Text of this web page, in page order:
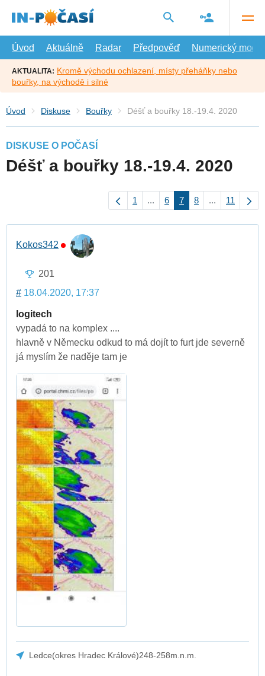
hlavní
Úvod
Aktuálně Radar Předpověď Numerický model
AKTUALITA: Kromě východu ochlazení, místy přeháňky nebo
bouřky, na východě i silné
Úvod Diskuse Bouřky Déšť a bouřky 18.-19.4. 2020
DISKUSE O POČASÍ
Déšť a bouřky 18.-19.4. 2020
1 ... 6 7 8 ... 11
Kokos342
201
# 18.04.2020, 17:37
logitech
vypadá to na komplex ....
hlavně v Německu odkud to má dojít to furt jde severně
já myslím že naděje tam je
Ledce(okres Hradec Králové)248-258m.n.m.